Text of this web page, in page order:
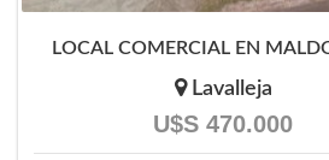
LOCAL COMERCIAL EN
Lavalleja
U$S 470.000